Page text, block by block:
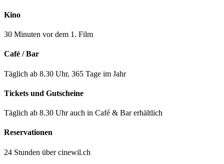
Kino
30 Minuten vor dem 1. Film
Café / Bar
Täglich ab 8.30 Uhr, 365 Tage im Jahr
Tickets und Gutscheine
Täglich ab 8.30 Uhr auch in Café & Bar erhältlich
Reservationen
24 Stunden über cinewil.ch